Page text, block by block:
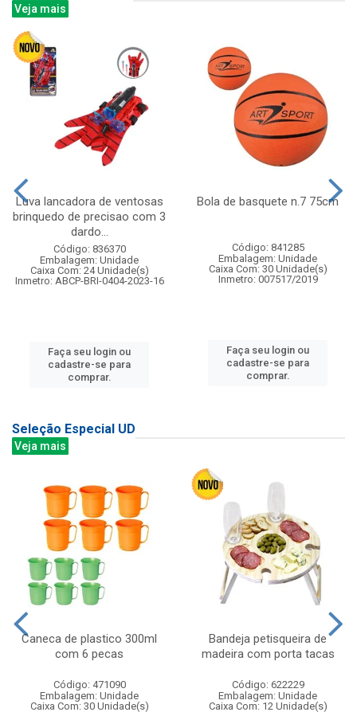
Veja mais
Luva lancadora de ventosas
brinquedo de precisao com 3
dardo...
Código: 836370
Embalagem: Unidade
Caixa Com: 24 Unidade(s)
Inmetro: ABCP-BRI-0404-2023-16
Faça seu login ou
cadastre-se para
comprar.
Bola de basquete n.7 75cm
Código: 841285
Embalagem: Unidade
Caixa Com: 30 Unidade(s)
Inmetro: 007517/2019
Faça seu login ou
cadastre-se para
comprar.
Seleção Especial UD
Veja mais
Caneca de plastico 300ml
com 6 pecas
Código: 471090
Embalagem: Unidade
Caixa Com: 30 Unidade(s)
Bandeja petisqueira de
madeira com porta tacas
Código: 622229
Embalagem: Unidade
Caixa Com: 12 Unidade(s)